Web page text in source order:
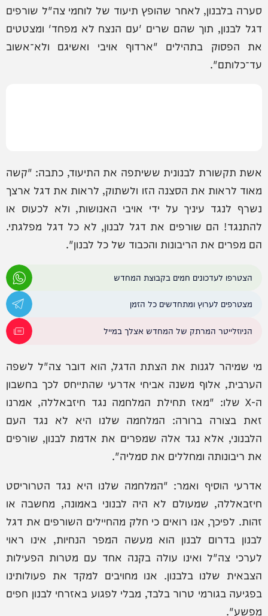
סערה בלבנון, לאחר שהופץ תיעוד של לוחמי צה"ל שורפים
דגל לבנון, תוך שהם שרים 'עם הנצח לא מפחד' ומצטטים
את הפסוק בתהילים "ארדוף אויבי ואשיגם ולא־אשוב
עד־כלותם".
אשת תקשורת לבנונית ששיתפה את התיעוד, כתבה: "קשה
מאוד לראות את הסצנה הזו ולשתוק, לראות את דגל ארצך
נשרף לנגד עיניך על ידי אויבי האנושות, ולא לכעוס או
להתנגד! הם שורפים את דגל לבנון, לא כל דגל מפלגתי.
הם מפרים את הריבונות והכבוד של כל לבנון".
הצטרפו לעדכונים חמים בקבוצת המחדש
מצטרפים לערוץ ומתחדשים כל הזמן
הניוזלייטר המרתק של המחדש אצלך במייל
מי שמיהר לגנות את הצתת הדגל, הוא דובר צה"ל לשפה
הערבית, אלוף משנה אביחי אדרעי שהתייחס לכך בחשבון
ה-X שלו: "מאז תחילת המלחמה נגד חיזבאללה, אמרנו
זאת בצורה ברורה: המלחמה שלנו היא לא נגד העם
הלבנוני, אלא נגד אלה שמפרים את אדמת לבנון, שורפים
את ריבונותה ומחללים את סמליה".
אדרעי הוסיף ואמר: "המלחמה שלנו היא נגד הטרוריסט
חיזבאללה, שמעולם לא היה לבנוני באמונה, מחשבה או
זהות. לפיכך, אנו רואים כי חלק מהחיילים השורפים את דגל
לבנון בדרום לבנון הוא מעשה המפר הנחיות, אינו ראוי
לערכי צה"ל ואינו עולה בקנה אחד עם מטרות הפעילות
הצבאית שלנו בלבנון. אנו מחויבים למקד את פעולותינו
בפגיעה בגורמי טרור בלבד, מבלי לפגוע באזרחי לבנון חפים
מפשע".